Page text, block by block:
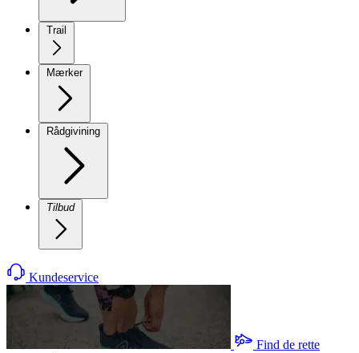
Trail
Mærker
Rådgivining
Tilbud
Kundeservice
Find de rette